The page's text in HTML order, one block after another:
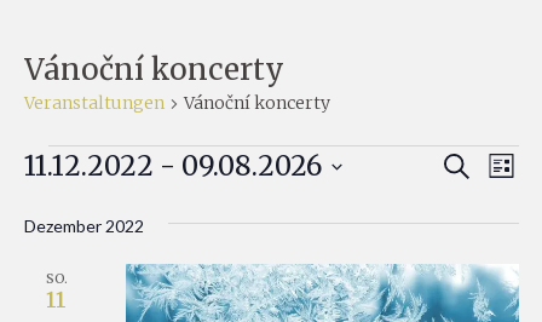
Vánoční koncerty
Veranstaltungen Vánoční koncerty
Veranstaltungen
Suche
und
SUCHELISTE
11.12.2022 - 09.08.2026
wählen.
Dezember 2022
SO.
11